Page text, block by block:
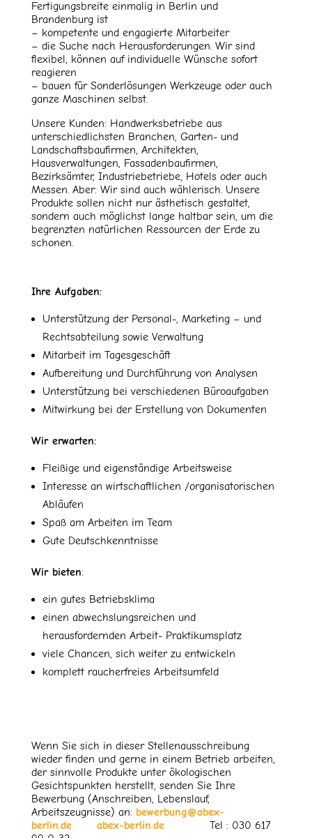
Fertigungsbreite einmalig in Berlin und
Brandenburg ist
– kompetente und engagierte Mitarbeiter
– die Suche nach Herausforderungen. Wir sind
flexibel, können auf individuelle Wünsche sofort
reagieren
– bauen für Sonderlösungen Werkzeuge oder auch
ganze Maschinen selbst.
Unsere Kunden: Handwerksbetriebe aus
unterschiedlichsten Branchen, Garten- und
Landschaftsbaufirmen, Architekten,
Hausverwaltungen, Fassadenbaufirmen,
Bezirksämter, Industriebetriebe, Hotels oder auch
Messen. Aber: Wir sind auch wählerisch. Unsere
Produkte sollen nicht nur ästhetisch gestaltet,
sondern auch möglichst lange haltbar sein, um die
begrenzten natürlichen Ressourcen der Erde zu
schonen.
Ihre Aufgaben:
Unterstützung der Personal-, Marketing – und
Rechtsabteilung sowie Verwaltung
Mitarbeit im Tagesgeschäft
Aufbereitung und Durchführung von Analysen
Unterstützung bei verschiedenen Büroaufgaben
Mitwirkung bei der Erstellung von Dokumenten
Wir erwarten:
Fleißige und eigenständige Arbeitsweise
Interesse an wirtschaftlichen /organisatorischen
Abläufen
Spaß am Arbeiten im Team
Gute Deutschkenntnisse
Wir bieten:
ein gutes Betriebsklima
einen abwechslungsreichen und
herausfordernden Arbeit- Praktikumsplatz
viele Chancen, sich weiter zu entwickeln
komplett raucherfreies Arbeitsumfeld
Wenn Sie sich in dieser Stellenausschreibung
wieder finden und gerne in einem Betrieb arbeiten,
der sinnvolle Produkte unter ökologischen
Gesichtspunkten herstellt, senden Sie Ihre
Bewerbung (Anschreiben, Lebenslauf,
Arbeitszeugnisse) an: bewerbung@abex-
berlin.de
abex-berlin.deTel : 030 617